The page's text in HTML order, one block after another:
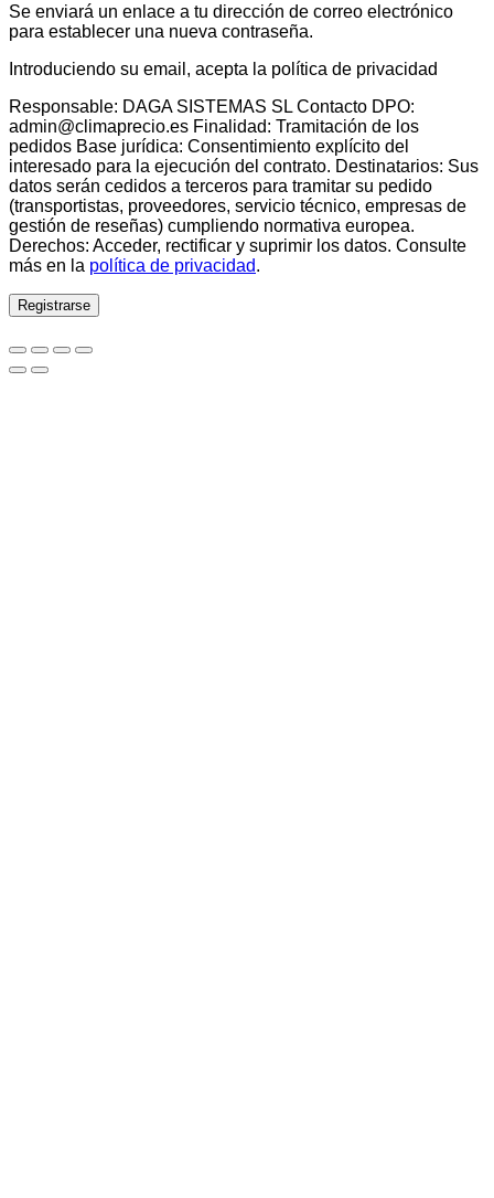
Se enviará un enlace a tu dirección de correo electrónico
para establecer una nueva contraseña.
Introduciendo su email, acepta la política de privacidad
Responsable: DAGA SISTEMAS SL Contacto DPO:
admin@climaprecio.es Finalidad: Tramitación de los
pedidos Base jurídica: Consentimiento explícito del
interesado para la ejecución del contrato. Destinatarios: Sus
datos serán cedidos a terceros para tramitar su pedido
(transportistas, proveedores, servicio técnico, empresas de
gestión de reseñas) cumpliendo normativa europea.
Derechos: Acceder, rectificar y suprimir los datos. Consulte
más en la política de privacidad.
Registrarse